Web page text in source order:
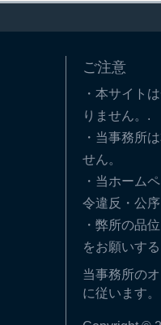
ご注意
・本サイト
りません。.
・当事務所
せん。
・当ホーム
令違反・公
・弊所の品
をお願いす
当事務所の
に従います。